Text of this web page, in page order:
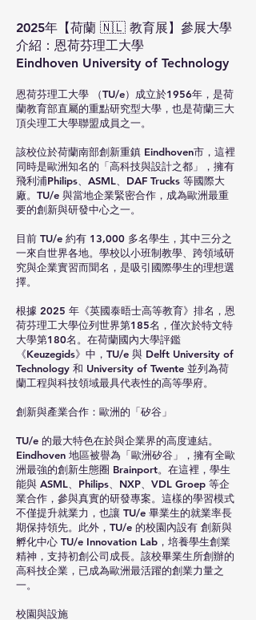
2025年【荷蘭 🇳🇱 教育展】參展大學
介紹：恩荷芬理工大學
Eindhoven University of Technology
恩荷芬理工大學 （TU/e）成立於1956年，是荷
蘭教育部直屬的重點研究型大學，也是荷蘭三大
頂尖理工大學聯盟成員之一。
該校位於荷蘭南部創新重鎮 Eindhoven市，這裡
同時是歐洲知名的「高科技與設計之都」，擁有
飛利浦Philips、ASML、DAF Trucks 等國際大
廠。TU/e 與當地企業緊密合作，成為歐洲最重
要的創新與研發中心之一。
目前 TU/e 約有 13,000 多名學生，其中三分之
一來自世界各地。學校以小班制教學、跨領域研
究與企業實習而聞名，是吸引國際學生的理想選
擇。
根據 2025 年《英國泰晤士高等教育》排名，恩
荷芬理工大學位列世界第185名，僅次於特文特
大學第180名。在荷蘭國內大學評鑑
《Keuzegids》中，TU/e 與 Delft University of
Technology 和 University of Twente 並列為荷
蘭工程與科技領域最具代表性的高等學府。
創新與產業合作：歐洲的「矽谷」
TU/e 的最大特色在於與企業界的高度連結。
Eindhoven 地區被譽為「歐洲矽谷」，擁有全歐
洲最強的創新生態圈 Brainport。在這裡，學生
能與 ASML、Philips、NXP、VDL Groep 等企
業合作，參與真實的研發專案。這樣的學習模式
不僅提升就業力，也讓 TU/e 畢業生的就業率長
期保持領先。此外，TU/e 的校園內設有 創新與
孵化中心 TU/e Innovation Lab，培養學生創業
精神，支持初創公司成長。該校畢業生所創辦的
高科技企業，已成為歐洲最活躍的創業力量之
一。
校園與設施